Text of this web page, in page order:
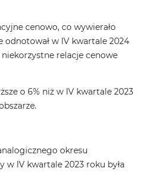
cenowo, co wywierało
w IV kwartale 2024
relacje cenowe
o 6% niż w IV kwartale 2023
okresu
w IV kwartale 2023 roku była